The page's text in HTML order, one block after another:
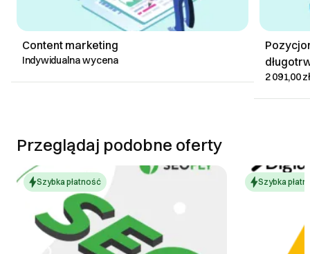
Content marketing
Indywidualna wycena
2 091,00 zł
Przeglądaj podobne oferty
Szybka płatność Szybka